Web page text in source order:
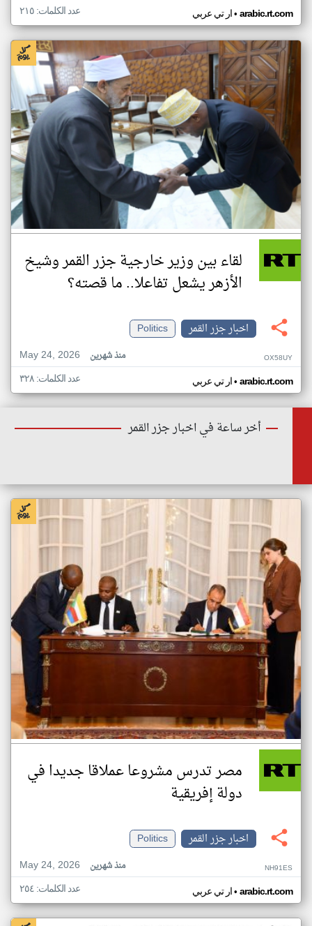
ار تي عربي• arabic.rt.com عدد الكلمات: ٢١٥
لقاء بين وزير خارجية جزر القمر وشيخ
الأزهر يشعل تفاعلا.. ما قصته؟
اخبار جزر القمر
Politics
May 24, 2026
منذ شهرين OX58UY
ار تي عربي• arabic.rt.com عدد الكلمات: ٣٢٨
أخر ساعة في اخبار جزر القمر
مصر تدرس مشروعا عملاقا جديدا في
دولة إفريقية
اخبار جزر القمر
Politics
May 24, 2026
منذ شهرين NH91ES
ار تي عربي• arabic.rt.com عدد الكلمات: ٢٥٤